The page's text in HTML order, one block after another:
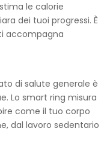
le calorie
dei tuoi progressi. È
accompagna
di salute generale è
Lo smart ring misura
come il tuo corpo
dal lavoro sedentario